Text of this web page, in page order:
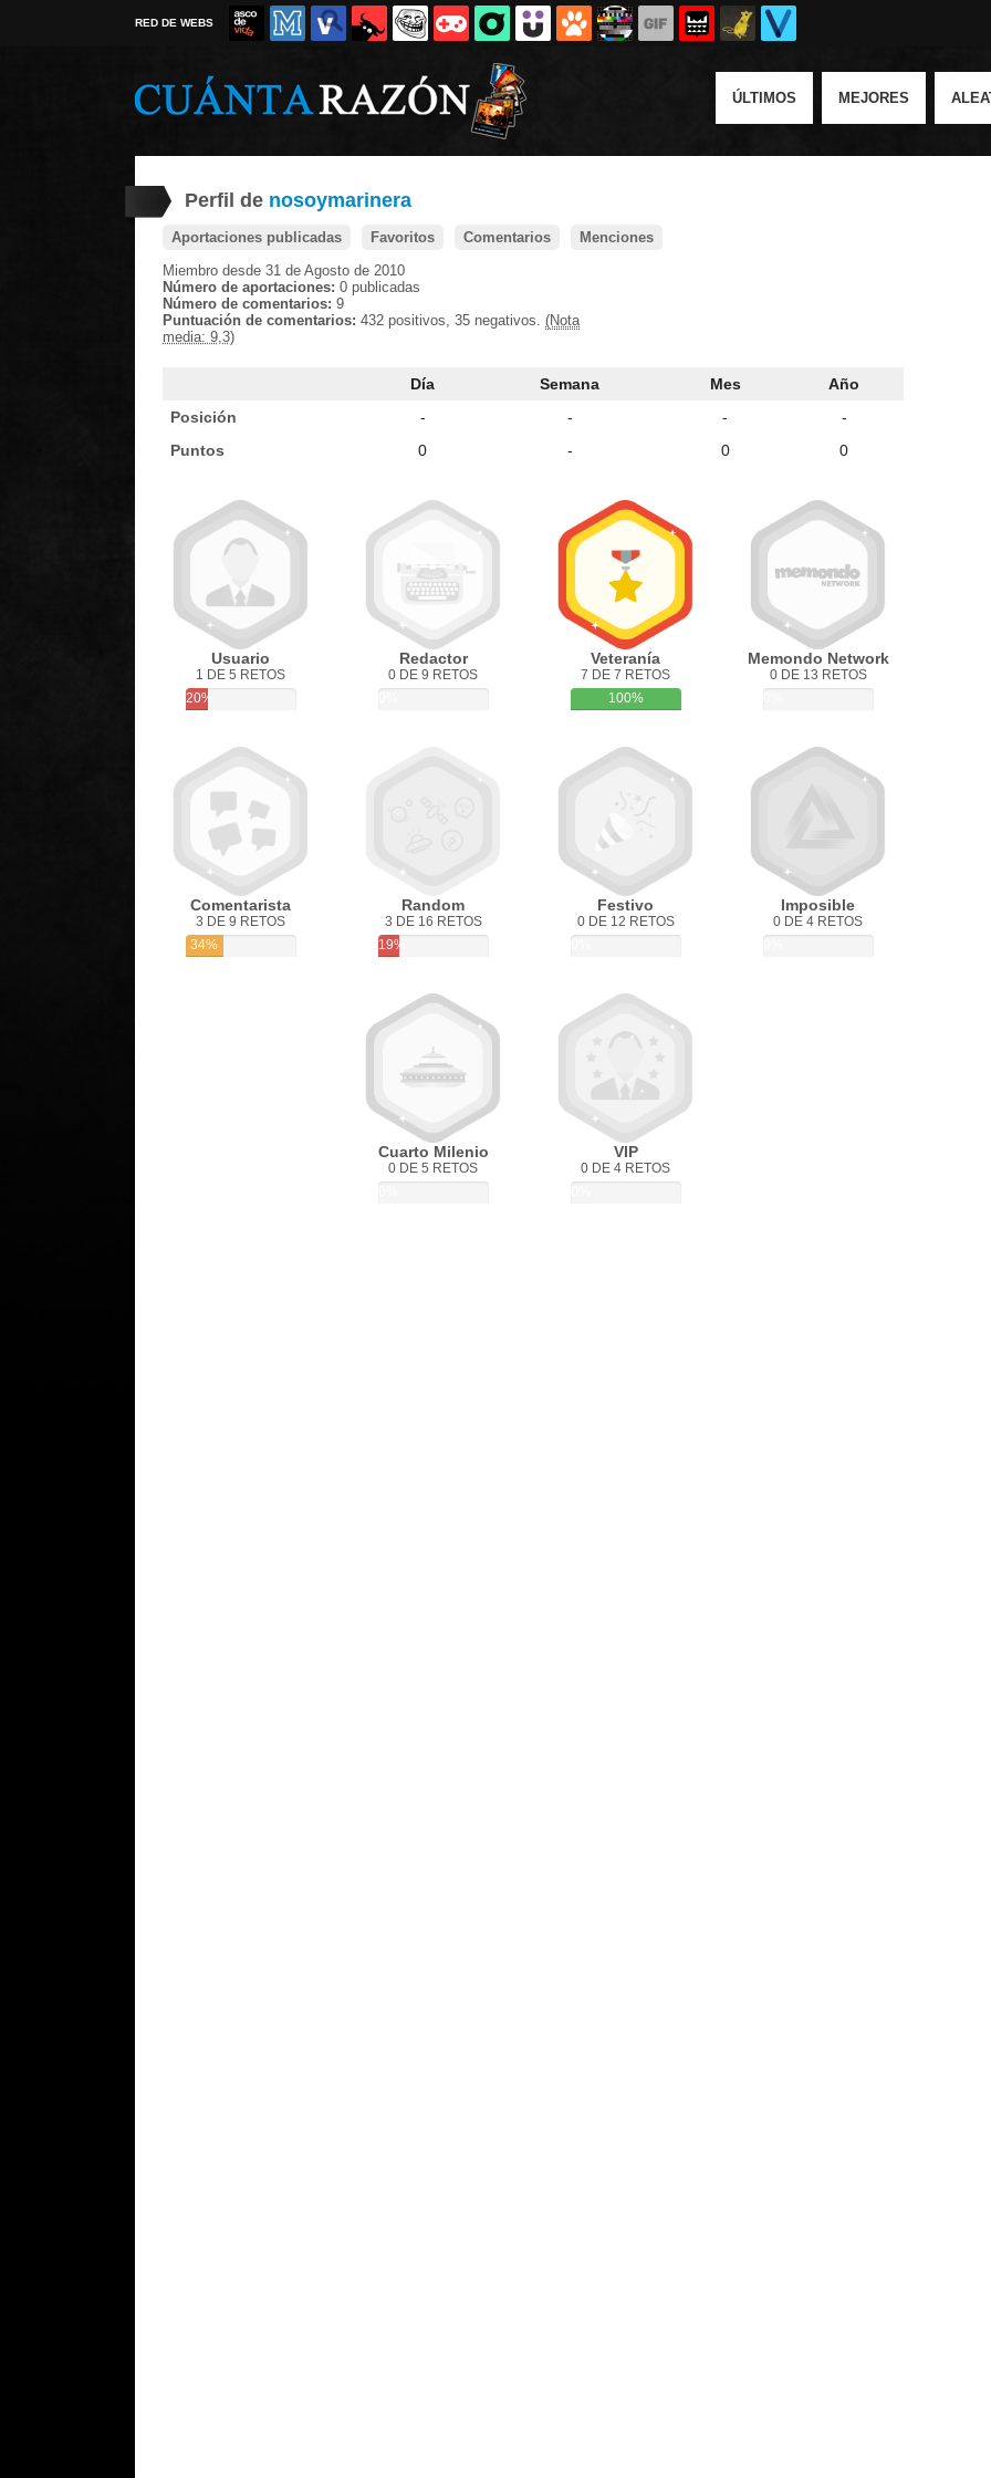
RED DE WEBS
ÚLTIMOS MEJORES
Perfil de nosoymarinera
Aportaciones publicadas Favoritos Comentarios
Menciones
Miembro desde 31 de Agosto de 2010
Número de aportaciones: 0 publicadas
Número de comentarios: 9
Puntuación de comentarios: 432 positivos, 35 negativos. (Nota
media: 9,3)
Día Semana Mes
Año
Posición
- - -
-
Puntos
0 - 0 0
Usuario
1 DE 5 RETOS
20%
Redactor
0 DE 9 RETOS
Veteranía
7 DE 7 RETOS
100%
Memondo Network
0 DE 13 RETOS
Comentarista
3 DE 9 RETOS
34%
Random
3 DE 16 RETOS
19%
Festivo
0 DE 12 RETOS
Imposible
0 DE 4 RETOS
Cuarto Milenio
0 DE 5 RETOS
VIP
0 DE 4 RETOS